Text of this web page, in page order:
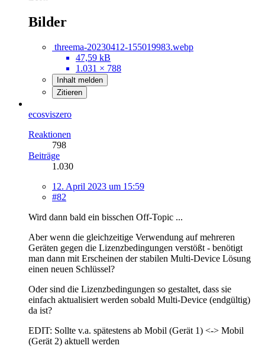
Bilder
threema-20230412-155019983.webp
47,59 kB
1.031 × 788
Inhalt melden
Zitieren
ecosviszero
Reaktionen
798
Beiträge
1.030
12. April 2023 um 15:59
#82
Wird dann bald ein bisschen Off-Topic ...
Aber wenn die gleichzeitige Verwendung auf mehreren
Geräten gegen die Lizenzbedingungen verstößt - benötigt
man dann mit Erscheinen der stabilen Multi-Device Lösung
einen neuen Schlüssel?
Oder sind die Lizenzbedingungen so gestaltet, dass sie
einfach aktualisiert werden sobald Multi-Device (endgültig)
da ist?
EDIT: Sollte v.a. spätestens ab Mobil (Gerät 1) <-> Mobil
(Gerät 2) aktuell werden